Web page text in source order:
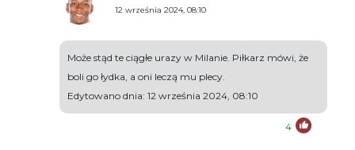
12 września 2024, 08:10
Może stąd te ciągłe urazy w Milanie. Piłkarz mówi, że
boli go łydka, a oni leczą mu plecy.
Edytowano dnia: 12 września 2024, 08:10
4